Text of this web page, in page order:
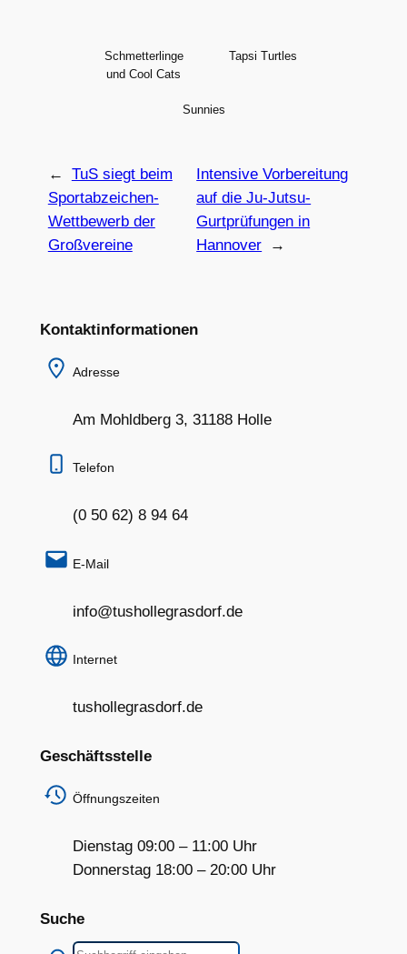
Schmetterlinge
und Cool Cats
Tapsi Turtles
Sunnies
←
TuS siegt beim
Sportabzeichen-
Wettbewerb der
Großvereine
Intensive Vorbereitung
auf die Ju-Jutsu-
Gurtprüfungen in
Hannover
→
Kontaktinformationen
Adresse
Am Mohldberg 3, 31188 Holle
Telefon
(0 50 62) 8 94 64
E-Mail
info@tushollegrasdorf.de
Internet
tushollegrasdorf.de
Geschäftsstelle
Öffnungszeiten
Dienstag 09:00 – 11:00 Uhr
Donnerstag 18:00 – 20:00 Uhr
Suche
Suchen